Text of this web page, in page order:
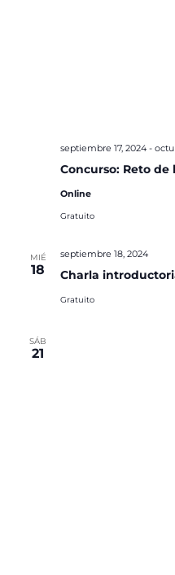
Concurso: Reto
septiembre 17, 2024-
Online
Gratuito
MIÉ
18 Charla
septiembre 18, 2024
Gratuito
SÁB
21